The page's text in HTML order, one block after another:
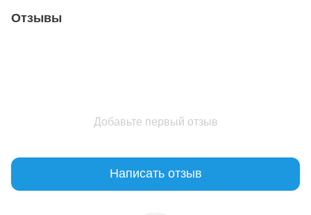
Отзывы
Добавьте первый отзыв
Написать отзыв